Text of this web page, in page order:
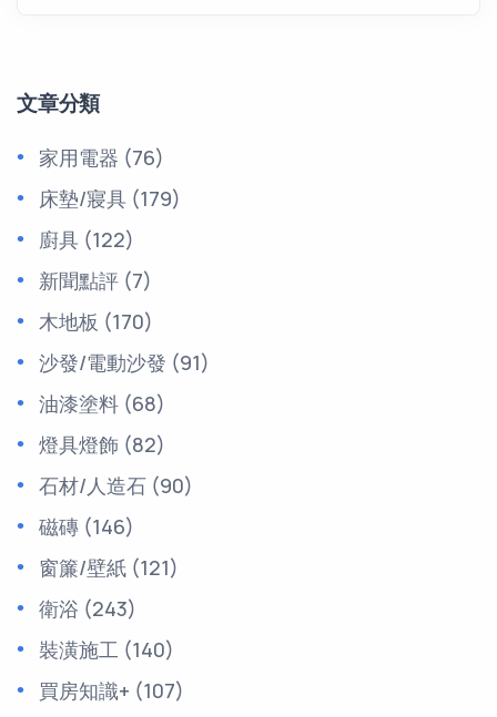
文章分類
家用電器 (76)
床墊/寢具 (179)
廚具 (122)
新聞點評 (7)
木地板 (170)
沙發/電動沙發 (91)
油漆塗料 (68)
燈具燈飾 (82)
石材/人造石 (90)
磁磚 (146)
窗簾/壁紙 (121)
衛浴 (243)
裝潢施工 (140)
買房知識+ (107)